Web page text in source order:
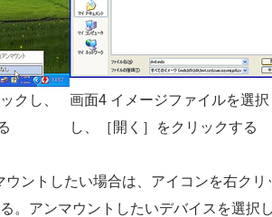
クし、
画面4 イメージファイルを選択
し、［開く］をクリックする
ントしたい場合は、アイコンを右クリ
。アンマウントしたいデバイスを選択